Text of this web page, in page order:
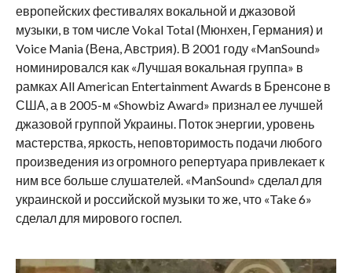
европейских фестивалях вокальной и джазовой
музыки, в том числе Vokal Total (Мюнхен, Германия) и
Voice Mania (Вена, Австрия). В 2001 году «ManSound»
номинировался как «Лучшая вокальная группа» в
рамках All American Entertainment Awards в Бренсоне в
США, а в 2005-м «Showbiz Award» признал ее лучшей
джазовой группой Украины. Поток энергии, уровень
мастерства, яркость, неповторимость подачи любого
произведения из огромного репертуара привлекает к
ним все больше слушателей. «ManSound» сделал для
украинской и российской музыки то же, что «Take 6»
сделал для мирового госпел.